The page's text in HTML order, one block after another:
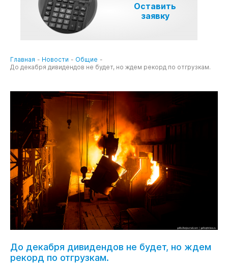
Оставить
заявку
Главная - Новости - Общие -
До декабря дивидендов не будет, но ждем рекорд по отгрузкам.
До декабря дивидендов не будет, но ждем
рекорд по отгрузкам.